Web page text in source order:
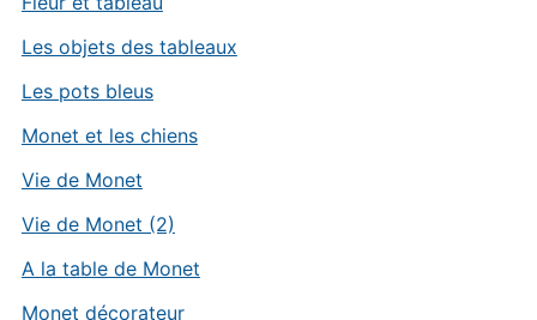
Les objets des tableaux
Les pots bleus
Monet et les chiens
Vie de Monet
Vie de Monet (2)
A la table de Monet
Monet décorateur